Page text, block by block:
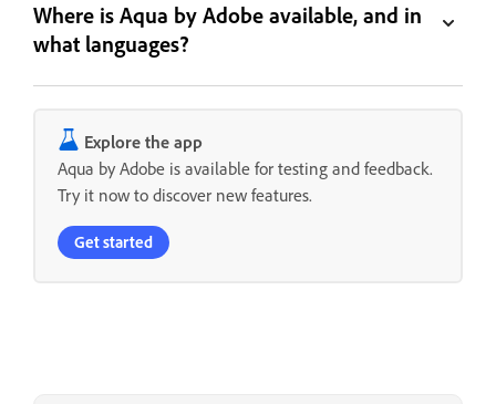
Where is Aqua by Adobe available, and in
what languages?
Explore the app
Aqua by Adobe is available for testing and feedback.
Try it now to discover new features.
Get started